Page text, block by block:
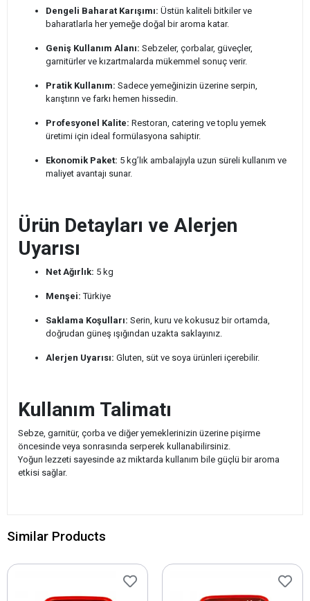
Dengeli Baharat Karışımı: Üstün kaliteli bitkiler ve
baharatlarla her yemeğe doğal bir aroma katar.
Geniş Kullanım Alanı: Sebzeler, çorbalar, güveçler,
garnitürler ve kızartmalarda mükemmel sonuç verir.
Pratik Kullanım: Sadece yemeğinizin üzerine serpin,
karıştırın ve farkı hemen hissedin.
Profesyonel Kalite: Restoran, catering ve toplu yemek
üretimi için ideal formülasyona sahiptir.
Ekonomik Paket: 5 kg’lık ambalajıyla uzun süreli kullanım ve
maliyet avantajı sunar.
Ürün Detayları ve Alerjen
Uyarısı
Net Ağırlık: 5 kg
Menşei: Türkiye
Saklama Koşulları: Serin, kuru ve kokusuz bir ortamda,
doğrudan güneş ışığından uzakta saklayınız.
Alerjen Uyarısı: Gluten, süt ve soya ürünleri içerebilir.
Kullanım Talimatı
Sebze, garnitür, çorba ve diğer yemeklerinizin üzerine pişirme
öncesinde veya sonrasında serperek kullanabilirsiniz.
Yoğun lezzeti sayesinde az miktarda kullanım bile güçlü bir aroma
etkisi sağlar.
Similar Products